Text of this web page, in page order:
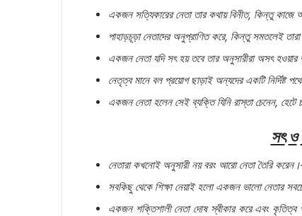
একজন সত্যিকারের নেতা তার কথায় বিনীত, কিন্তু কাজে
পাহাড়চূড়া নেতাদের অনুপ্রাণিত করে, কিন্তু সমতলেই তারা
একজন নেতা যদি সৎ হয় তবে তার অনুসারীরা অসৎ হওয়ার
নেতৃত্ব মানে বল প্রয়োগ ছাড়াই অন্যদের একটি নির্দিষ্ট পথে
একজন নেতা হলেন সেই ব্যক্তি যিনি রাস্তা চেনেন, হেটে
সৎ ও
নেতারা কখনোই অনুসারী নয় বরং আরো নেতা তৈরি করেন।
সবকিছু থেকে শিক্ষা নেয়াই হলো একজন ভালো নেতার
একজন শক্তিশালী নেতা দোষ স্বীকার করে এবং কৃতিত্ব